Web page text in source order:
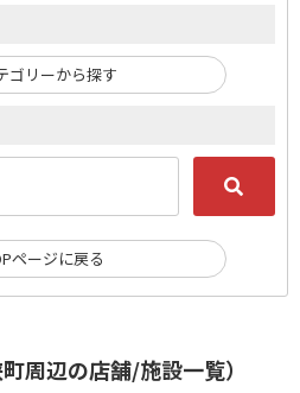
周辺の店舗/施設一覧）
ゴリーから探す
ページに戻る